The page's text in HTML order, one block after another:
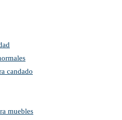
candado
muebles